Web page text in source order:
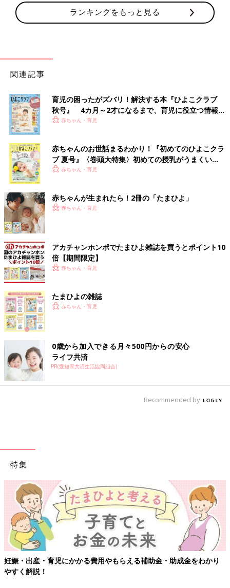
ランキングをもっと見る
関連記事
育児の困ったがズバリ！解決する本『ひよこクラブ
秋号』 4カ月～2才になるまで、育児に役立つ情報が
いっぱい！
赤ちゃん・育児
赤ちゃんのお世話まるわかり！『初めてのひよこクラ
ブ 夏号』〈巻頭大特集〉初めての授乳がうまくい
く！ おっぱい・ミルクの基本と夏のトラブル 解決テ
赤ちゃん・育児
赤ちゃんが生まれたら！2冊の「たまひよ」
赤ちゃん・育児
アカチャンホンポでたまひよ雑誌を買うとポイント10
倍【期間限定】
赤ちゃん・育児
たまひよの雑誌
赤ちゃん・育児
0歳から加入できる月々500円からの安心
ライフ共済
PR(愛知県共済生活協同組合)
Recommended by
特集
妊娠・出産・育児にかかる費用やもらえる補助金・助成金をわかり
やすく解説！